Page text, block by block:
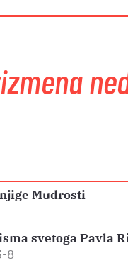
Mudrosti
svetoga Pavla
8